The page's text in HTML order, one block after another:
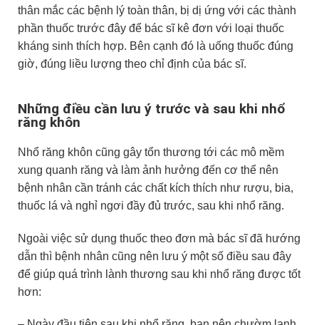
thân mắc các bệnh lý toàn thân, bị dị ứng với các thành
phần thuốc trước đây để bác sĩ kê đơn với loại thuốc
kháng sinh thích hợp. Bên cạnh đó là uống thuốc đúng
giờ, đúng liều lượng theo chỉ định của bác sĩ.
Những điều cần lưu ý trước và sau khi nhổ
răng khôn
Nhổ răng khôn cũng gây tổn thương tới các mô mềm
xung quanh răng và làm ảnh hưởng đến cơ thể nên
bệnh nhân cần tránh các chất kích thích như rượu, bia,
thuốc lá và nghỉ ngơi đầy đủ trước, sau khi nhổ răng.
Ngoài việc sử dụng thuốc theo đơn mà bác sĩ đã hướng
dẫn thì bệnh nhân cũng nên lưu ý một số điều sau đây
để giúp quá trình lành thương sau khi nhổ răng được tốt
hơn: